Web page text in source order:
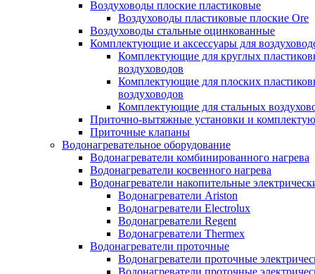
Воздуховоды плоские пластиковые
Воздуховоды пластиковые плоские Ore
Воздуховоды стальные оцинкованные
Комплектующие и аксессуары для
Комплектующие для круглых
воздуховодов
Комплектующие для плоских
воздуховодов
Комплектующие для стальных
Приточно-вытяжные установки и
Приточные клапаны
Водонагревательное оборудование
Водонагреватели комбинированного нагрева
Водонагреватели косвенного нагрева
Водонагреватели накопительные
Водонагреватели Ariston
Водонагреватели Electrolux
Водонагреватели Regent
Водонагреватели Thermex
Водонагреватели проточные
Водонагреватели проточные